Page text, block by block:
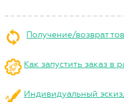
Получение/возврат
Как запустить заказ в
Индивидуальный